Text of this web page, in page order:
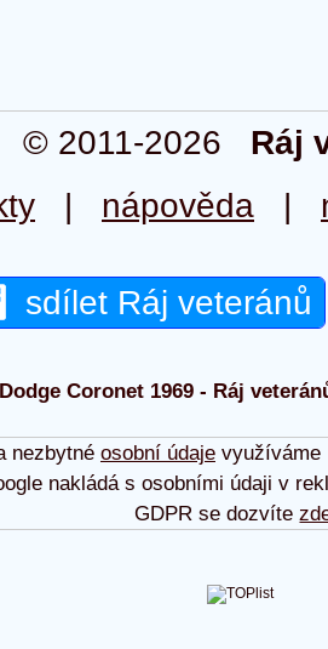
© 2011-2026 Ráj
| nápověda |
sdílet Ráj veteránů
Dodge Coronet 1969 - Ráj
nezbytné osobní údajevyužíváme
nakládá s osobními údaji v
GDPR se dozvíte